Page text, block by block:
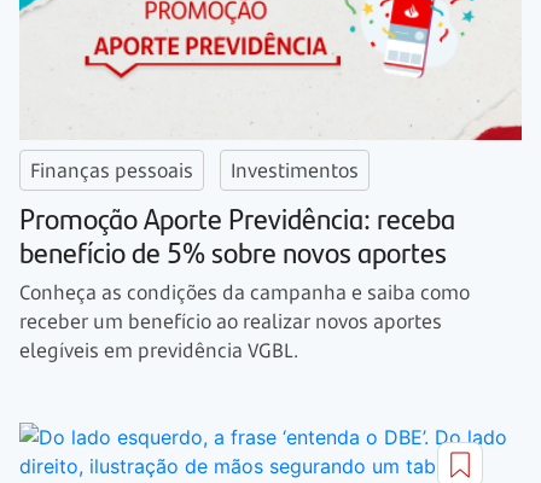
Finanças pessoais Investimentos
Promoção Aporte Previdência: receba
benefício de 5% sobre novos aportes
Conheça as condições da campanha e saiba como
receber um benefício ao realizar novos aportes
elegíveis em previdência VGBL.